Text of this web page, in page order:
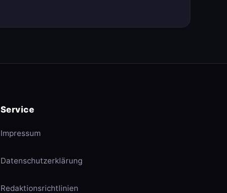
Service
Impressum
Datenschutzerklärung
Redaktionsrichtlinien